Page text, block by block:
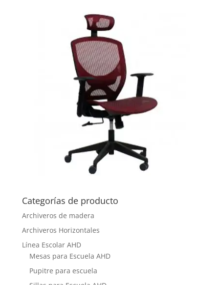
Categorías de producto
Archiveros de madera
Archiveros Horizontales
Línea Escolar AHD
Mesas para Escuela AHD
Pupitre para escuela